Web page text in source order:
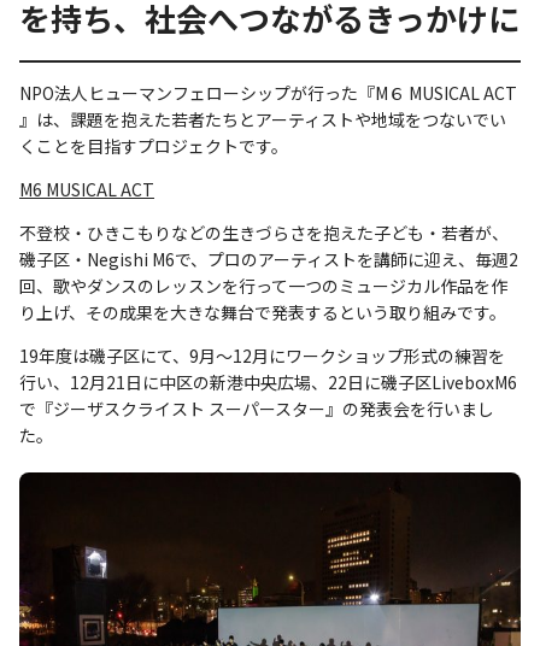
を持ち、社会へつながるきっかけに
NPO法人ヒューマンフェローシップが行った『M６ MUSICAL ACT
』は、課題を抱えた若者たちとアーティストや地域をつないでい
くことを目指すプロジェクトです。
M6 MUSICAL ACT
不登校・ひきこもりなどの生きづらさを抱えた子ども・若者が、
磯子区・Negishi M6で、プロのアーティストを講師に迎え、毎週2
回、歌やダンスのレッスンを行って一つのミュージカル作品を作
り上げ、その成果を大きな舞台で発表するという取り組みです。
19年度は磯子区にて、9月〜12月にワークショップ形式の練習を
行い、12月21日に中区の新港中央広場、22日に磯子区LiveboxM6
で『ジーザスクライスト スーパースター』の発表会を行いまし
た。